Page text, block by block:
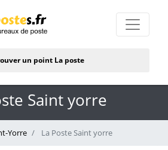
un point La poste
Saint yorre
Yorre La Poste Saint yorre